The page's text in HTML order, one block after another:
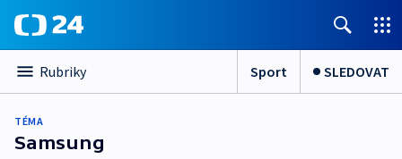
Rubriky Sport SLEDOVAT
TÉMA
Samsung